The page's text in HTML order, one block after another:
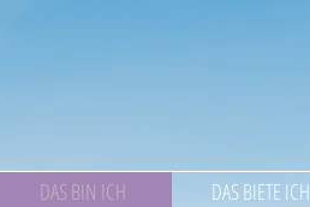
DAS BIN ICH DAS BIETE ICH